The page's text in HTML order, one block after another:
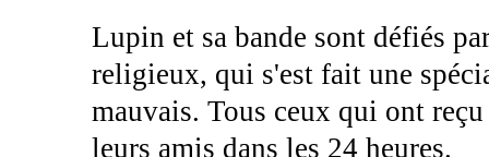
Lupin et sa bande sont défiés
religieux, qui s'est fait une
mauvais. Tous ceux qui ont
leurs amis dans les 24 heures.